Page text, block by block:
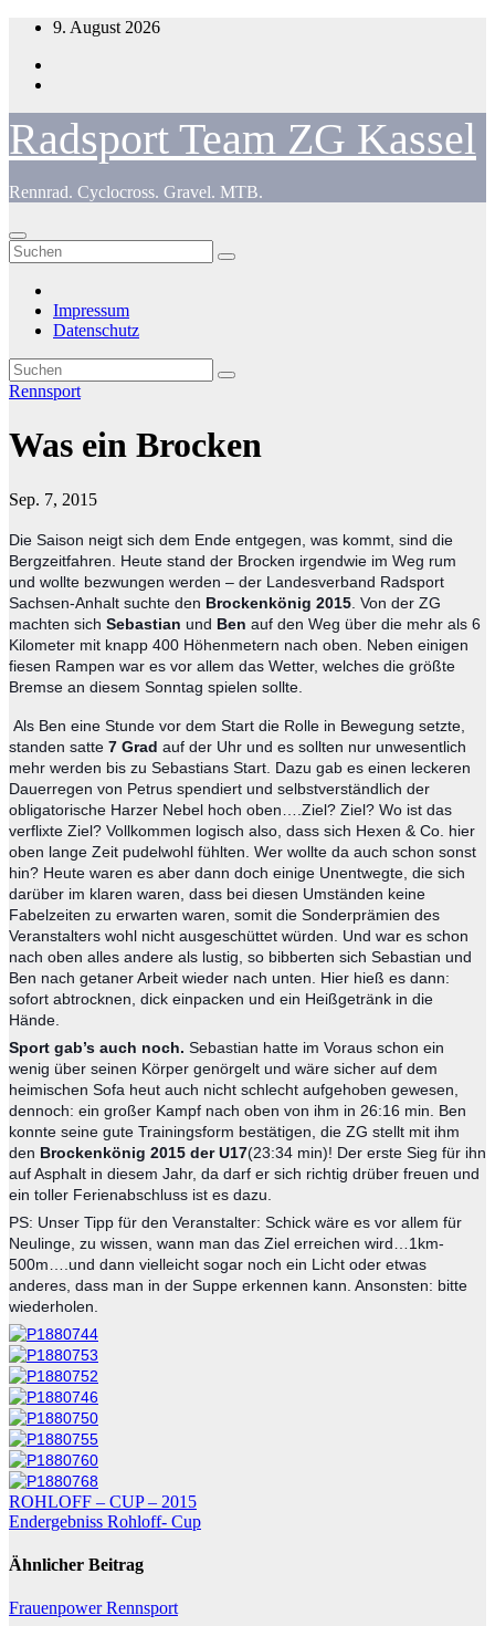
Zum
springen
9. August 2026
Radsport Team ZG Kassel
Rennrad. Cyclocross. Gravel. MTB.
Impressum
Datenschutz
Rennsport
Was ein Brocken
Sep. 7, 2015
Die Saison neigt sich dem Ende entgegen, was kommt, sind die
Bergzeitfahren. Heute stand der Brocken irgendwie im Weg rum
und wollte bezwungen werden – der Landesverband Radsport
Sachsen-Anhalt suchte den Brockenkönig 2015 . Von der ZG
machten sich Sebastian und Ben auf den Weg über die mehr als 6
Kilometer mit knapp 400 Höhenmetern nach oben. Neben einigen
fiesen Rampen war es vor allem das Wetter, welches die größte
Bremse an diesem Sonntag spielen sollte.
Als Ben eine Stunde vor dem Start die Rolle in Bewegung setzte,
standen satte 7 Grad auf der Uhr und es sollten nur unwesentlich
mehr werden bis zu Sebastians Start. Dazu gab es einen leckeren
Dauerregen von Petrus spendiert und selbstverständlich der
obligatorische Harzer Nebel hoch oben….Ziel? Ziel? Wo ist das
verflixte Ziel? Vollkommen logisch also, dass sich Hexen & Co. hier
oben lange Zeit pudelwohl fühlten. Wer wollte da auch schon sonst
hin? Heute waren es aber dann doch einige Unentwegte, die sich
darüber im klaren waren, dass bei diesen Umständen keine
Fabelzeiten zu erwarten waren, somit die Sonderprämien des
Veranstalters wohl nicht ausgeschüttet würden. Und war es schon
nach oben alles andere als lustig, so bibberten sich Sebastian und
Ben nach getaner Arbeit wieder nach unten. Hier hieß es dann:
sofort abtrocknen, dick einpacken und ein Heißgetränk in die
Hände.
Sport gab’s auch noch. Sebastian hatte im Voraus schon ein
wenig über seinen Körper genörgelt und wäre sicher auf dem
heimischen Sofa heut auch nicht schlecht aufgehoben gewesen,
dennoch: ein großer Kampf nach oben von ihm in 26:16 min. Ben
konnte seine gute Trainingsform bestätigen, die ZG stellt mit ihm
den Brockenkönig 2015 der U17(23:34 min)! Der erste Sieg für ihn
auf Asphalt in diesem Jahr, da darf er sich richtig drüber freuen und
ein toller Ferienabschluss ist es dazu.
PS: Unser Tipp für den Veranstalter: Schick wäre es vor allem für
Neulinge, zu wissen, wann man das Ziel erreichen wird…1km-
500m….und dann vielleicht sogar noch ein Licht oder etwas
anderes, dass man in der Suppe erkennen kann. Ansonsten: bitte
wiederholen.
Beitragsnavigation
ROHLOFF – CUP – 2015
Endergebniss Rohloff- Cup
Ähnlicher Beitrag
FrauenpowerRennsport